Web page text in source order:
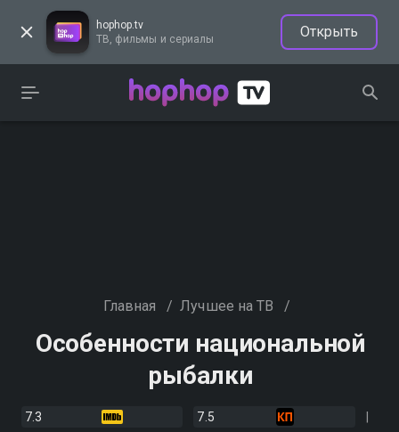
hophop.tv
ТВ, фильмы и сериалы
Открыть
Главная / Лучшее на ТВ /
Особенности национальной
рыбалки
7.3
7.5